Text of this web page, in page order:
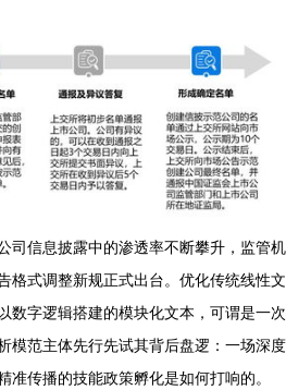
司信息披露中的渗透率不断攀升，监管机
格式调整新规正式出台。优化传统线性文
数字逻辑搭建的模块化文本，可谓是一次
模范主体先行先试其背后盘逻：一场深度
准传播的技能政策孵化是如何打响的。